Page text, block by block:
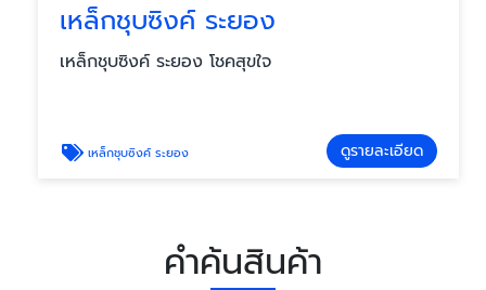
เหล็กชุบซิงค์ ระยอง
เหล็กชุบซิงค์ ระยอง โชคสุขใจ
เหล็กชุบซิงค์ ระยอง ดูรายละเอียด
คำค้นสินค้า